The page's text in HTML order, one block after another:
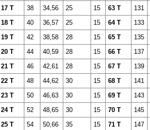
17 T
38 34,56 25 15 63 T 131
18 T
40 36,57 25 15 64 T 133
19 T
42 38,58 28 15 65 T 135
20 T
44 40,59 28 15 66 T 137
21 T
46 42,61 28 15 67 T 139
22 T
48 44,62 30 15 68 T 141
23 T
50 46,63 30 15 69 T 143
24 T
52 48,65 30 15 70 T 145
25 T
54 50,66 35 15 71 T 147